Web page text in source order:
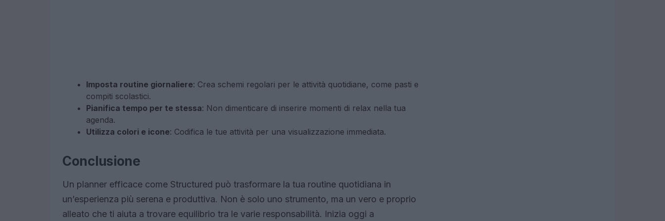
Imposta routine giornaliere: Crea schemi regolari per le attività quotidiane, come pasti e
compiti scolastici.
Pianifica tempo per te stessa: Non dimenticare di inserire momenti di relax nella tua
agenda.
Utilizza colori e icone: Codifica le tue attività per una visualizzazione immediata.
Conclusione
Un planner efficace come Structured può trasformare la tua routine quotidiana in
un’esperienza più serena e produttiva. Non è solo uno strumento, ma un vero e proprio
alleato che ti aiuta a trovare equilibrio tra le varie responsabilità. Inizia oggi a